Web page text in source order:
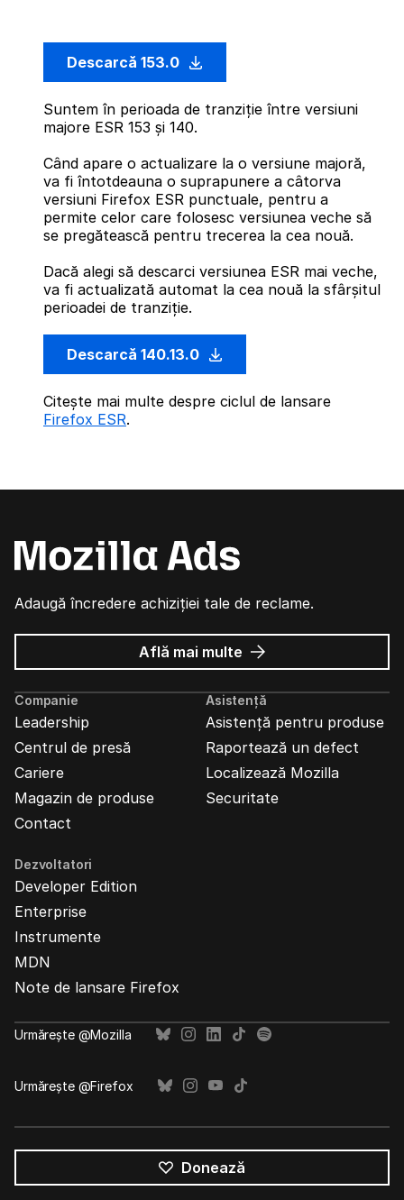
Descarcă 153.0
Suntem în perioada de tranziție între versiuni
majore ESR 153 și 140.
Când apare o actualizare la o versiune majoră,
va fi întotdeauna o suprapunere a câtorva
versiuni Firefox ESR punctuale, pentru a
permite celor care folosesc versiunea veche să
se pregătească pentru trecerea la cea nouă.
Dacă alegi să descarci versiunea ESR mai veche,
va fi actualizată automat la cea nouă la sfârșitul
perioadei de tranziție.
Descarcă 140.13.0
Citește mai multe despre ciclul de lansare
Firefox ESR.
Adaugă încredere achiziției tale de reclame.
Află mai multe despre
Reclame
Mozilla
Companie
Leadership
Centrul de presă
Cariere
Magazin de produse
Contact
Asistență
Asistență pentru produse
Raportează un defect
Localizează Mozilla
Securitate
Dezvoltatori
Developer Edition
Enterprise
Instrumente
MDN
Note de lansare Firefox
Urmărește @Mozilla
Urmărește @Firefox
Donează